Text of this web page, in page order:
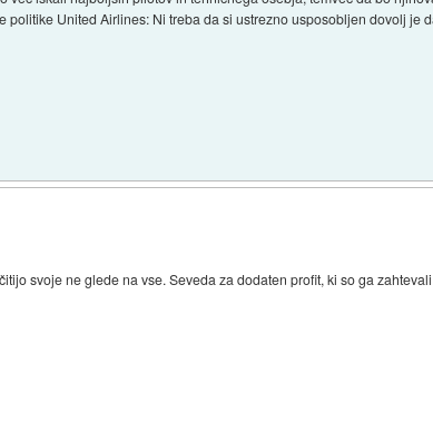
politike United Airlines: Ni treba da si ustrezno usposobljen dovolj je
svoje ne glede na vse. Seveda za dodaten profit, ki so ga